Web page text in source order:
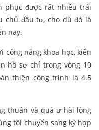
phục được rất nhiều trái
chủ đầu tư, cho dù đó là
nay.
công năng khoa học, kiến
hồ sơ chỉ trong vòng 10
thiện công trình là 4.5
thuận và quá ư hài lòng
tôi chuyển sang ký hợp